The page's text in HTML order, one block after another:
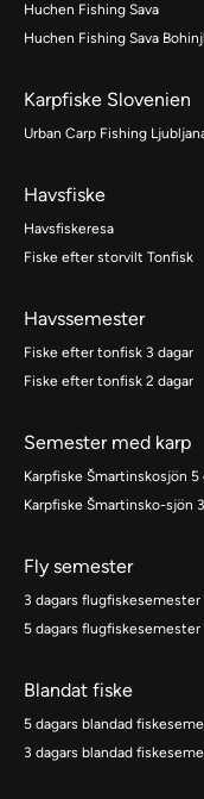
Huchen Fishing Sava
Huchen Fishing Sava
Karpfiske Slovenien
Urban Carp Fishing
Havsfiske
Havsfiskeresa
Fiske efter storvilt Tonfisk
Havssemester
Fiske efter tonfisk 3 dagar
Fiske efter tonfisk 2 dagar
Semester med karp
Karpfiske Šmartinskosjön 5
Karpfiske Šmartinsko-sjön
Fly semester
3 dagars flugfiskesemester
5 dagars flugfiskesemester
Blandat fiske
5 dagars blandad
3 dagars blandad